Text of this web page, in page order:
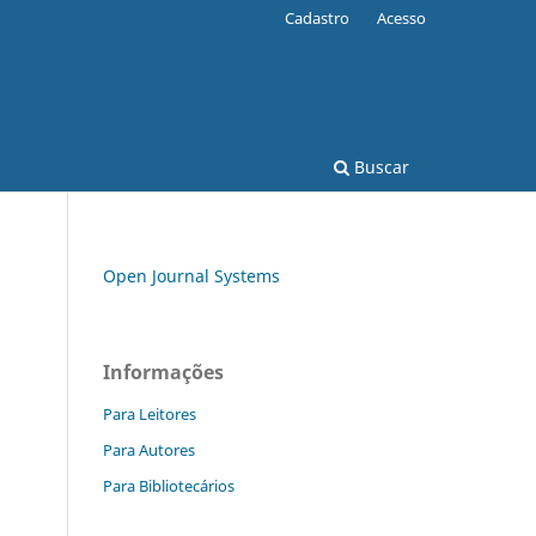
Buscar
Cadastro Acesso
Open Journal Systems
Informações
Para Leitores
Para Autores
Para Bibliotecários